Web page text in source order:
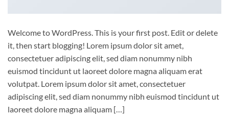
Welcome to WordPress. This is your first post. Edit or delete
it, then start blogging! Lorem ipsum dolor sit amet,
consectetuer adipiscing elit, sed diam nonummy nibh
euismod tincidunt ut laoreet dolore magna aliquam erat
volutpat. Lorem ipsum dolor sit amet, consectetuer
adipiscing elit, sed diam nonummy nibh euismod tincidunt ut
laoreet dolore magna aliquam […]